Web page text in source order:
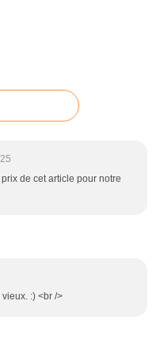
de cet article pour notre
:) <br />